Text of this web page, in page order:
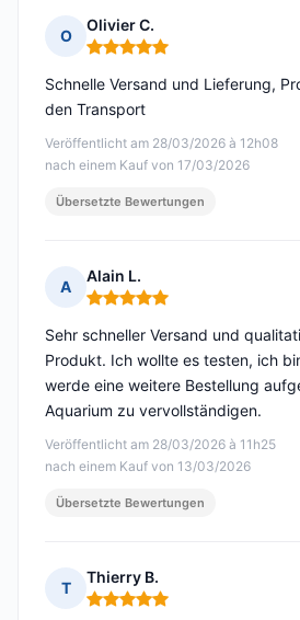
O
Olivier C.
Hinweis: 5 von 5
Veröffentlicht am 28/03/2026 à 12h08
nach einem Kauf von 17/03/2026
Schnelle Versand und Lieferung,
den Transport
Übersetzte Bewertungen
A
Alain L.
Hinweis: 5 von 5
Veröffentlicht am 28/03/2026 à 11h25
nach einem Kauf von 13/03/2026
Sehr schneller Versand und
Produkt. Ich wollte es testen, ich
werde eine weitere Bestellung
Aquarium zu vervollständigen.
Übersetzte Bewertungen
T
Thierry B.
Hinweis: 5 von 5